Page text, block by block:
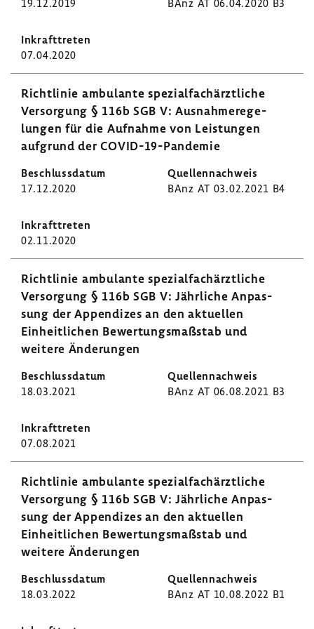
19.12.2019 BAnz AT 06.04.2020 B3
07.04.2020
Richt­linie ambu­lante spezi­al­fach­ärzt­liche
Versor­gung § 116b SGB V: Ausnah­me­re­ge­
lungen für die Aufnahme von Leis­tungen
aufgrund der COVID-​19-Pandemie
17.12.2020 BAnz AT 03.02.2021 B4
02.11.2020
Richt­linie ambu­lante spezi­al­fach­ärzt­liche
Versor­gung § 116b SGB V: Jähr­liche Anpas­
sung der Appen­dizes an den aktu­ellen
Einheit­li­chen Bewer­tungs­maß­stab und
weitere Ände­rungen
18.03.2021 BAnz AT 06.08.2021 B3
07.08.2021
Richt­linie ambu­lante spezi­al­fach­ärzt­liche
Versor­gung § 116b SGB V: Jähr­liche Anpas­
sung der Appen­dizes an den aktu­ellen
Einheit­li­chen Bewer­tungs­maß­stab und
weitere Ände­rungen
18.03.2022 BAnz AT 10.08.2022 B1